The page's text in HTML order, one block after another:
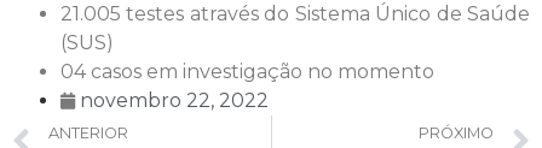
21.005 testes através do Sistema Único de Saúde
(SUS)
04 casos em investigação no momento
novembro 22, 2022
ANTERIOR
PRÓXIMO